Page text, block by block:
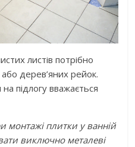
листів потрібно
дерев’яних рейок.
підлогу вважається
монтажі плитки у ванній
виключно металеві